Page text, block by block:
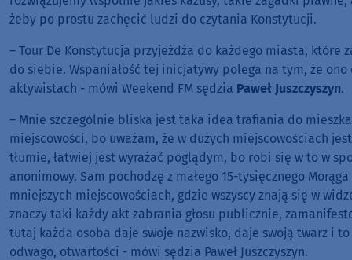
żeby po prostu zachęcić ludzi do czytania Konstytucji.
– Tour De Konstytucja przyjeżdża do każdego miasta, które
do siebie. Wspaniałość tej inicjatywy polega na tym, że
aktywistach - mówi Weekend FM sędzia Paweł Juszczyszyn.
– Mnie szczególnie bliska jest taka idea trafiania do
miejscowości, bo uważam, że w dużych miejscowościach
tłumie, łatwiej jest wyrażać poglądym, bo robi się w to w
anonimowy. Sam pochodzę z małego 15-tysięcznego
mniejszych miejscowościach, gdzie wszyscy znają się w
znaczy taki każdy akt zabrania głosu publicznie,
tutaj każda osoba daje swoje nazwisko, daje swoją twarz i
odwago, otwartości - mówi sędzia Paweł Juszczyszyn.